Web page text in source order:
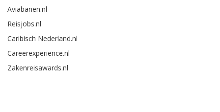
Aviabanen.nl
Reisjobs.nl
Caribisch Nederland.nl
Careerexperience.nl
Zakenreisawards.nl